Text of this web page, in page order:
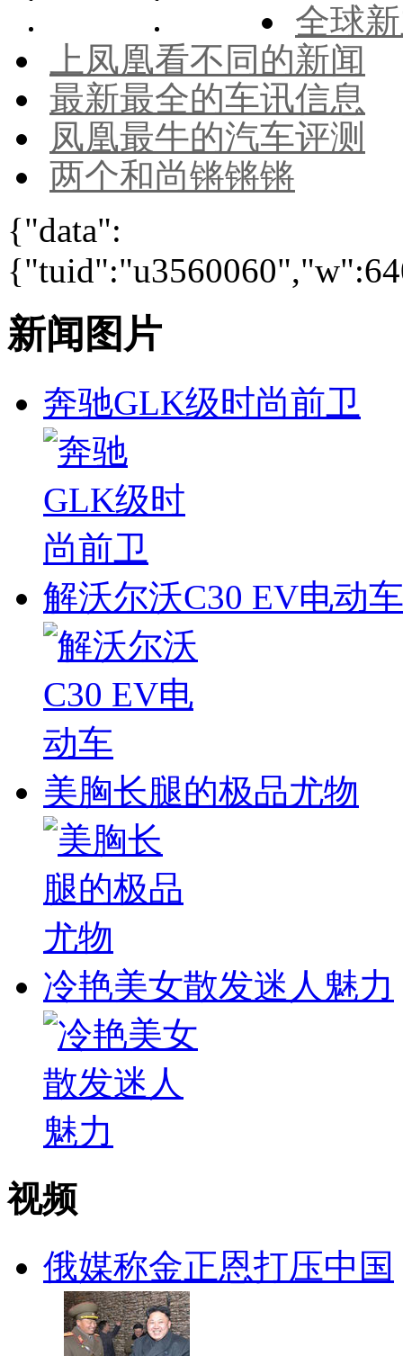
全球
上凤凰看不同的新闻
最新最全的车讯信息
凤凰最牛的汽车评测
两个和尚锵锵锵
{"data":
新闻图片
奔驰GLK级时尚前卫
解沃尔沃C30 EV电动车
美胸长腿的极品尤物
冷艳美女散发迷人魅力
视频
俄媒称金正恩打压中国